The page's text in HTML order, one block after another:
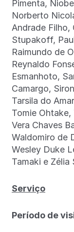
Pimenta,
Norberto
Andrade
Stupakoff,
Raimundo de
Reynaldo
Esmanhoto,
Camargo,
Tarsila do
Tomie
Vera Chaves
Waldomiro de
Wesley Duke
Tamaki e Zélia
Serviço
Período de